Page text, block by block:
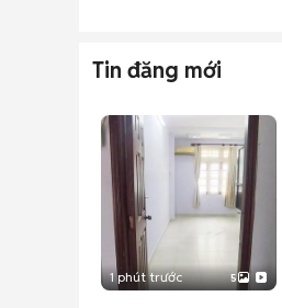
Tin đăng mới
1 phút trước 5